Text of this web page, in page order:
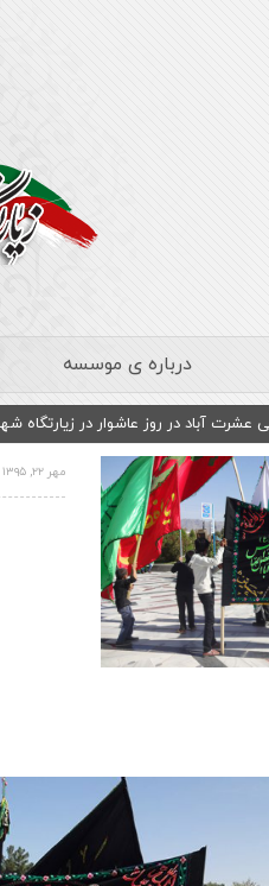
درباره ی موسسه
عشرت آباد در روز عاشوار در زیارتگاه
مهر ۲۲, ۱۳۹۵